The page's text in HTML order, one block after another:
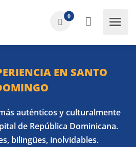
0
EN SANTO
auténticos y culturalmente
de República Dominicana.
bilingües, inolvidables.